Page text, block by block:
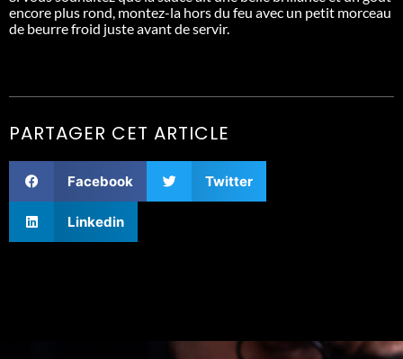
encore plus rond, montez-la hors du feu avec un petit morceau
de beurre froid juste avant de servir.
PARTAGER CET ARTICLE
Facebook Twitter
Linkedin